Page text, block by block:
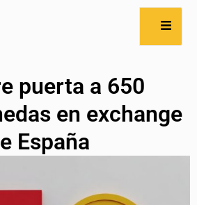
puerta a 650
en exchange
España